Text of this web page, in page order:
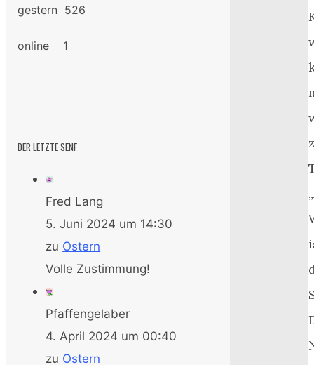
gestern 526
online 1
DER LETZTE SENF
Fred Lang
5. Juni 2024 um 14:30
zu Ostern
Volle Zustimmung!
Pfaffengelaber
4. April 2024 um 00:40
zu Ostern